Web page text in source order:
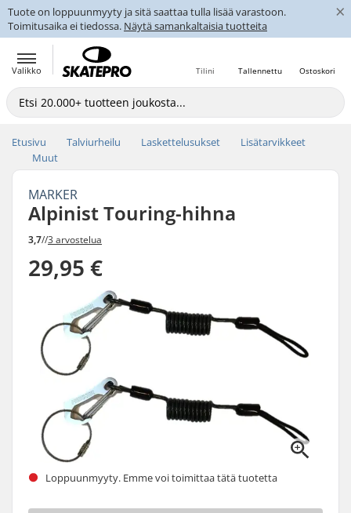
Tuote on loppuunmyyty ja sitä saattaa tulla lisää varastoon.
Toimitusaika ei tiedossa. Näytä samankaltaisia tuotteita
×
Valikko Ostoskori
Tallennettu
Tilini
Etusivu Talviurheilu Laskettelusukset
Lisätarvikkeet
Muut
MARKER
Alpinist Touring-hihna
3,7//3 arvostelua
29,95 €
Loppuunmyyty. Emme voi toimittaa tätä tuotetta